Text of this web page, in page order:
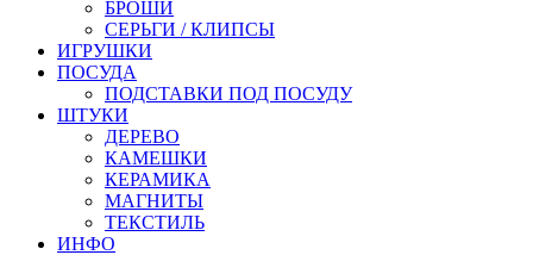
БРОШИ
СЕРЬГИ / КЛИПСЫ
ИГРУШКИ
ПОСУДА
ПОДСТАВКИ ПОД ПОСУДУ
ШТУКИ
ДЕРЕВО
КАМЕШКИ
КЕРАМИКА
МАГНИТЫ
ТЕКСТИЛЬ
ИНФО